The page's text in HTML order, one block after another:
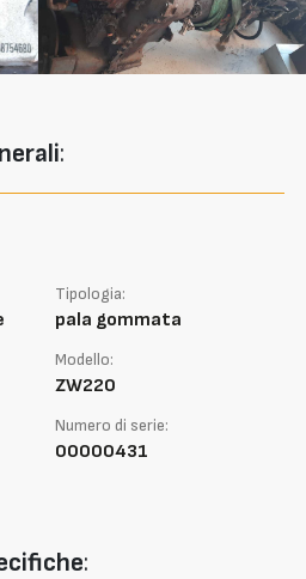
:
Tipologia:
pala gommata
Modello:
ZW220
Numero di serie:
00000431
: